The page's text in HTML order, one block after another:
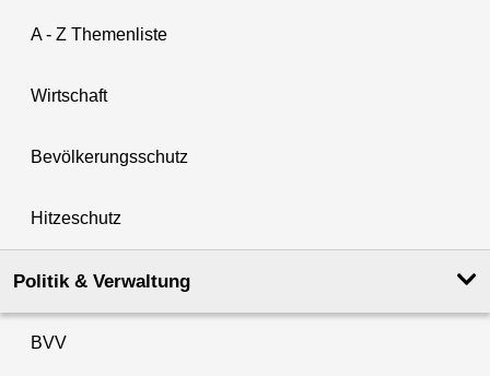
A - Z Themenliste
Wirtschaft
Bevölkerungsschutz
Hitzeschutz
Politik & Verwaltung
BVV